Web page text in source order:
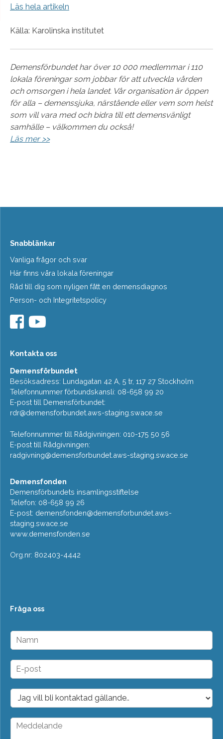
Läs hela artikeln
Källa: Karolinska institutet
Demensförbundet har över 10 000 medlemmar i 110
lokala föreningar som jobbar för att utveckla vården
och omsorgen i hela landet. Vår organisation är öppen
för alla – demenssjuka, närstående eller vem som helst
som vill vara med och bidra till ett demensvänligt
samhälle – välkommen du också!
Läs mer >>
Snabblänkar
Vanliga frågor och svar
Här finns våra lokala föreningar
Råd till dig som nyligen fått en demensdiagnos
Person- och Integritetspolicy
Kontakta oss
Demensförbundet
Besöksadress: Lundagatan 42 A, 5 tr, 117 27 Stockholm
Telefonnummer förbundskansli: 08-658 99 20
E-post till Demensförbundet:
rdr@demensforbundet.aws-staging.swace.se
Telefonnummer till Rådgivningen: 010-175 50 56
E-post till Rådgivningen:
radgivning@demensforbundet.aws-staging.swace.se
Demensfonden
Demensförbundets insamlingsstiftelse
Telefon: 08-658 99 26
E-post: demensfonden@demensforbundet.aws-
staging.swace.se
www.demensfonden.se
Org.nr: 802403-4442
Fråga oss
N
m
n
E
p
o
t
*
D
o
p
M